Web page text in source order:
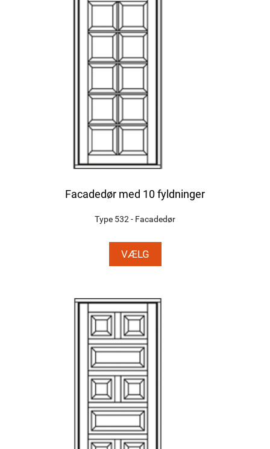
Facadedør med 10 fyldninger
Type 532 - Facadedør
VÆLG